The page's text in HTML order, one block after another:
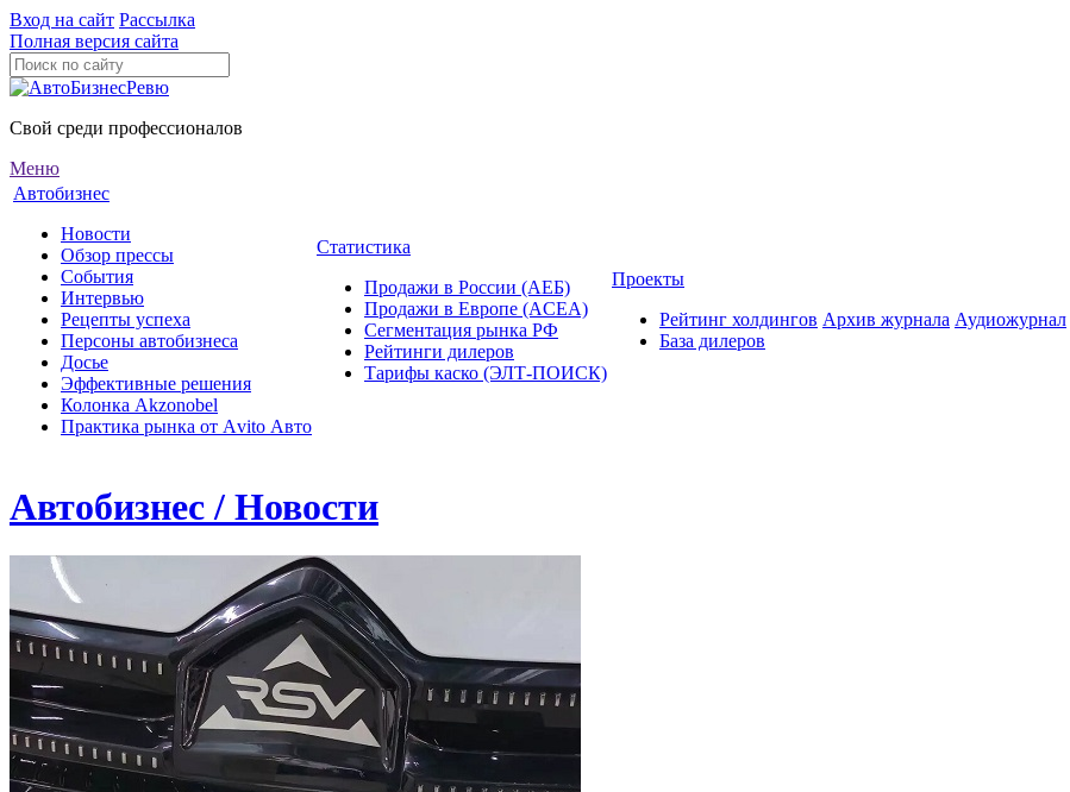
Вход на сайт Рассылка
Полная версия сайта
Свой среди профессионалов
Меню
Автобизнес
Новости
Обзор прессы
События
Интервью
Рецепты успеха
Персоны автобизнеса
Досье
Эффективные решения
Колонка Akzonobel
Практика рынка от Аvito Авто
Статистика
Продажи в России (АЕБ)
Продажи в Европе (ACEA)
Сегментация рынка РФ
Рейтинги дилеров
Тарифы каско (ЭЛТ-ПОИСК)
Проекты
Рейтинг холдингов
База дилеров
Архив журнала Аудиожурнал
Автобизнес / Новости